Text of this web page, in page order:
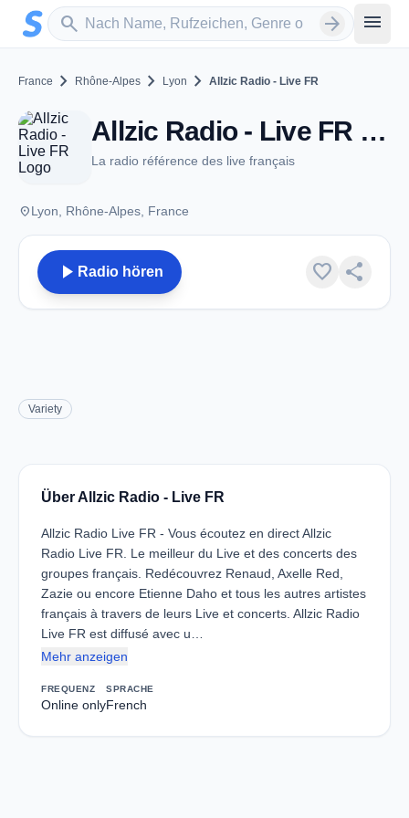
Zum Hauptinhalt springen
search
Sender suchen arrow_forward menu
France chevron_right Rhône-Alpes chevron_right Lyon chevron_right Allzic Radio - Live FR
Allzic Radio - Live FR - Lyon
La radio référence des live français
placeLyon, Rhône-Alpes, France
play_arrow Radio hören favorite share
Variety
Über Allzic Radio - Live FR
Allzic Radio Live FR - Vous écoutez en direct Allzic
Radio Live FR. Le meilleur du Live et des concerts des
groupes français. Redécouvrez Renaud, Axelle Red,
Zazie ou encore Etienne Daho et tous les autres artistes
français à travers de leurs Live et concerts. Allzic Radio
Live FR est diffusé avec u…
Mehr anzeigen
FREQUENZ
Online only
SPRACHE
French